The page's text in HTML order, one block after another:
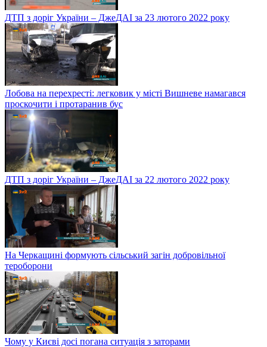
ДТП з доріг України – ДжеДАІ за 23 лютого 2022 року
Лобова на перехресті: легковик у місті Вишневе намагався
проскочити і протаранив бус
ДТП з доріг України – ДжеДАІ за 22 лютого 2022 року
На Черкащині формують сільський загін добровільної
тероборони
Чому у Києві досі погана ситуація з заторами